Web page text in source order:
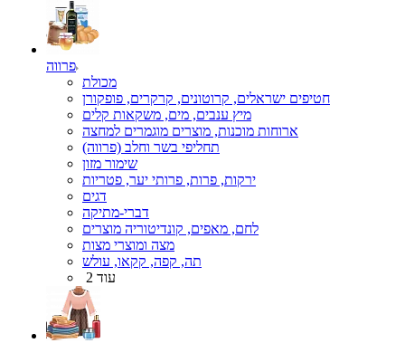
פרווה
מכולת
חטיפים ישראלים, קרוטונים, קרקרים, פופקורן
מיץ ענבים, מים, משקאות קלים
ארוחות מוכנות, מוצרים מוגמרים למחצה
תחליפי בשר וחלב (פרווה)
שימור מזון
ירקות, פרות, פרותי יער, פטריות
דגים
דברי-מתיקה
לחם, מאפים, קונדיטוריה מוצרים
מצה ומוצרי מצות
תה, קפה, קקאו, עולש
עוד 2